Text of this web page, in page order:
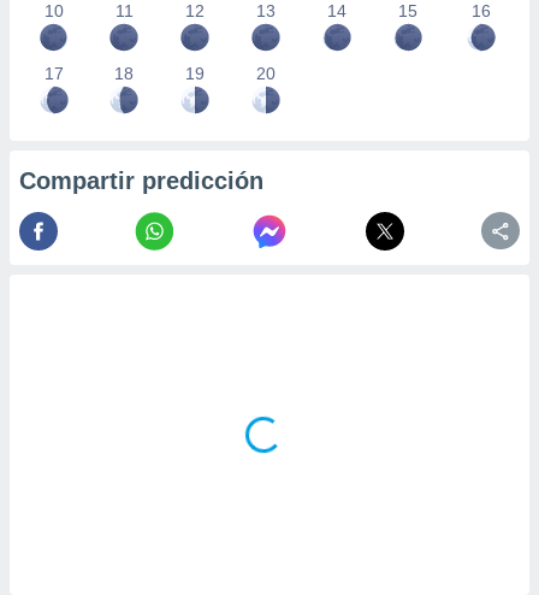
10 11 12 13 14 15 16
17 18 19 20
Compartir predicción